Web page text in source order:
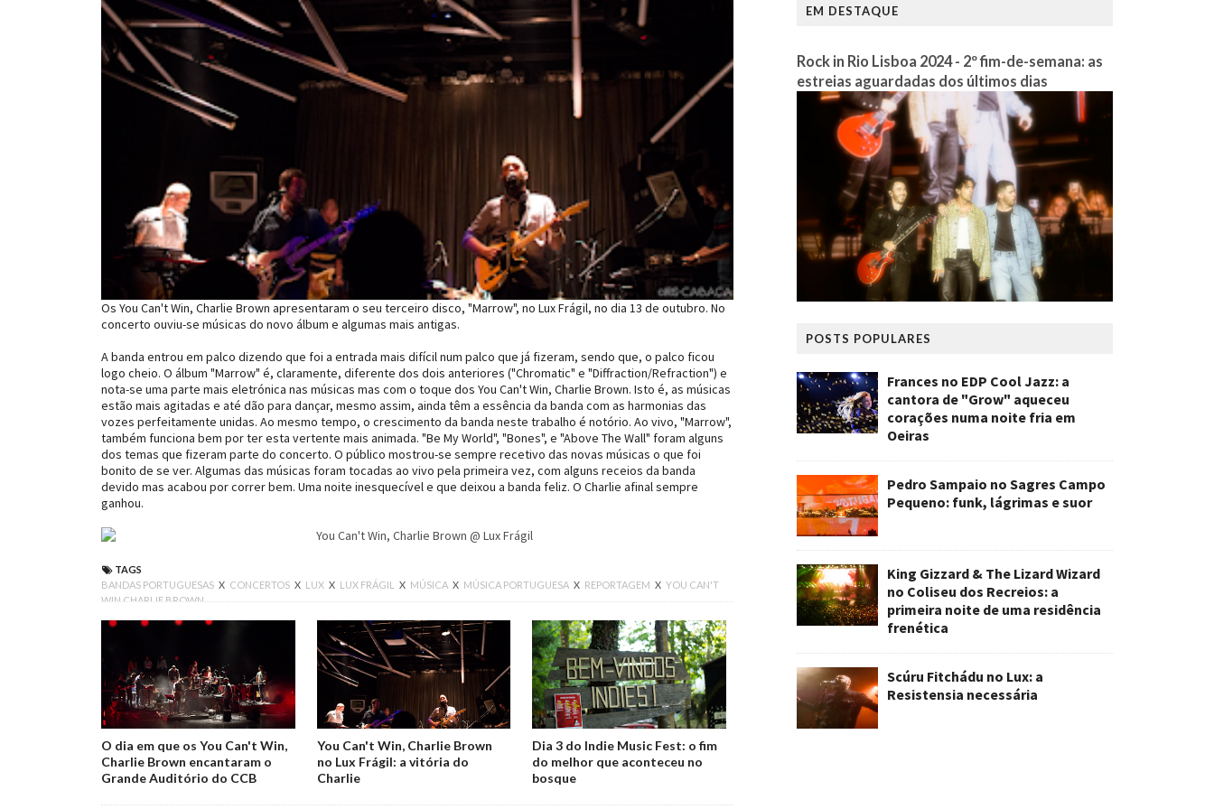
Os You Can't Win, Charlie Brown apresentaram o seu terceiro disco, "Marrow", no Lux Frágil, no dia 13 de outubro. No
concerto ouviu-se músicas do novo álbum e algumas mais antigas.
A banda entrou em palco dizendo que foi a entrada mais difícil num palco que já fizeram, sendo que, o palco ficou
logo cheio. O álbum "Marrow" é, claramente, diferente dos dois anteriores ("Chromatic" e "Diffraction/Refraction") e
nota-se uma parte mais eletrónica nas músicas mas com o toque dos You Can't Win, Charlie Brown. Isto é, as músicas
estão mais agitadas e até dão para dançar, mesmo assim, ainda têm a essência da banda com as harmonias das
vozes perfeitamente unidas. Ao mesmo tempo, o crescimento da banda neste trabalho é notório. Ao vivo, "Marrow",
também funciona bem por ter esta vertente mais animada. "Be My World", "Bones", e "Above The Wall" foram alguns
dos temas que fizeram parte do concerto. O público mostrou-se sempre recetivo das novas músicas o que foi
bonito de se ver. Algumas das músicas foram tocadas ao vivo pela primeira vez, com alguns receios da banda
devido mas acabou por correr bem. Uma noite inesquecível e que deixou a banda feliz. O Charlie afinal sempre
ganhou.
TAGS
BANDAS PORTUGUESAS X CONCERTOS X LUX X LUX FRÁGIL X MÚSICA X MÚSICA PORTUGUESA X REPORTAGEM X YOU CAN'T
WIN CHARLIE BROWN
Facebook
O dia em que os You Can't Win,
Charlie Brown encantaram o
Grande Auditório do CCB
You Can't Win, Charlie Brown
no Lux Frágil: a vitória do
Charlie
Dia 3 do Indie Music Fest: o fim
do melhor que aconteceu no
bosque
EM DESTAQUE
Rock in Rio Lisboa 2024 - 2º fim-de-semana: as
estreias aguardadas dos últimos dias
POSTS POPULARES
Frances no EDP Cool Jazz: a
cantora de "Grow" aqueceu
corações numa noite fria em
Oeiras
Pedro Sampaio no Sagres Campo
Pequeno: funk, lágrimas e suor
King Gizzard & The Lizard Wizard
no Coliseu dos Recreios: a
primeira noite de uma residência
frenética
Scúru Fitchádu no Lux: a
Resistensia necessária